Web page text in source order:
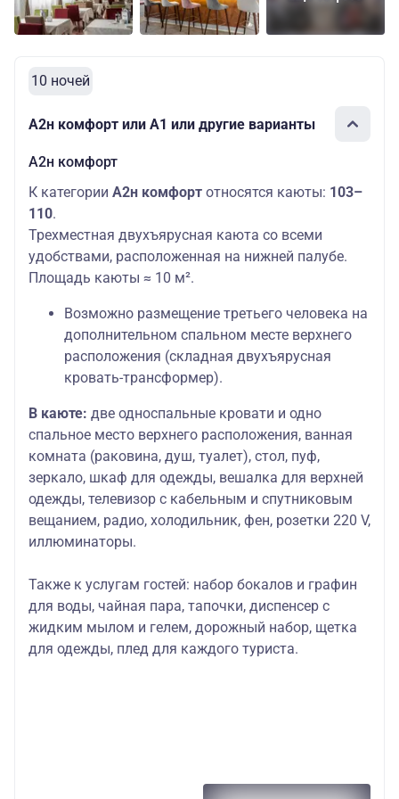
Средняя
А1+
Основных мест:
385890
10 ночей
А2н комфорт или А1 или другие варианты
А2н комфорт
К категории А2н комфорт относятся каюты: 103–
110.
Трехместная двухъярусная каюта со всеми
удобствами, расположенная на нижней палубе.
Площадь каюты ≈ 10 м².
Возможно размещение третьего человека на
дополнительном спальном месте верхнего
расположения (складная двухъярусная
кровать-трансформер).
В каюте: две односпальные кровати и одно
спальное место верхнего расположения, ванная
комната (раковина, душ, туалет), стол, пуф,
зеркало, шкаф для одежды, вешалка для верхней
одежды, телевизор с кабельным и спутниковым
вещанием, радио, холодильник, фен, розетки 220 V,
иллюминаторы.
Также к услугам гостей: набор бокалов и графин
для воды, чайная пара, тапочки, диспенсер с
жидким мылом и гелем, дорожный набор, щетка
для одежды, плед для каждого туриста.